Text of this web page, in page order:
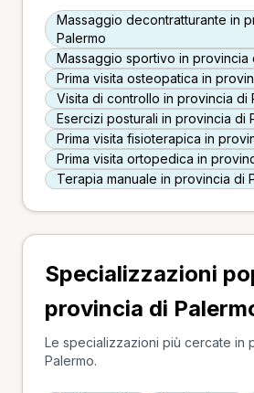
Massaggio decontratturante in
Palermo
Massaggio sportivo in provincia
Prima visita osteopatica in
Visita di controllo in provincia di
Esercizi posturali in provincia di
Prima visita fisioterapica in
Prima visita ortopedica in
Terapia manuale in provincia di
Specializzazioni
provincia di
Le specializzazioni più cercate in
Palermo.